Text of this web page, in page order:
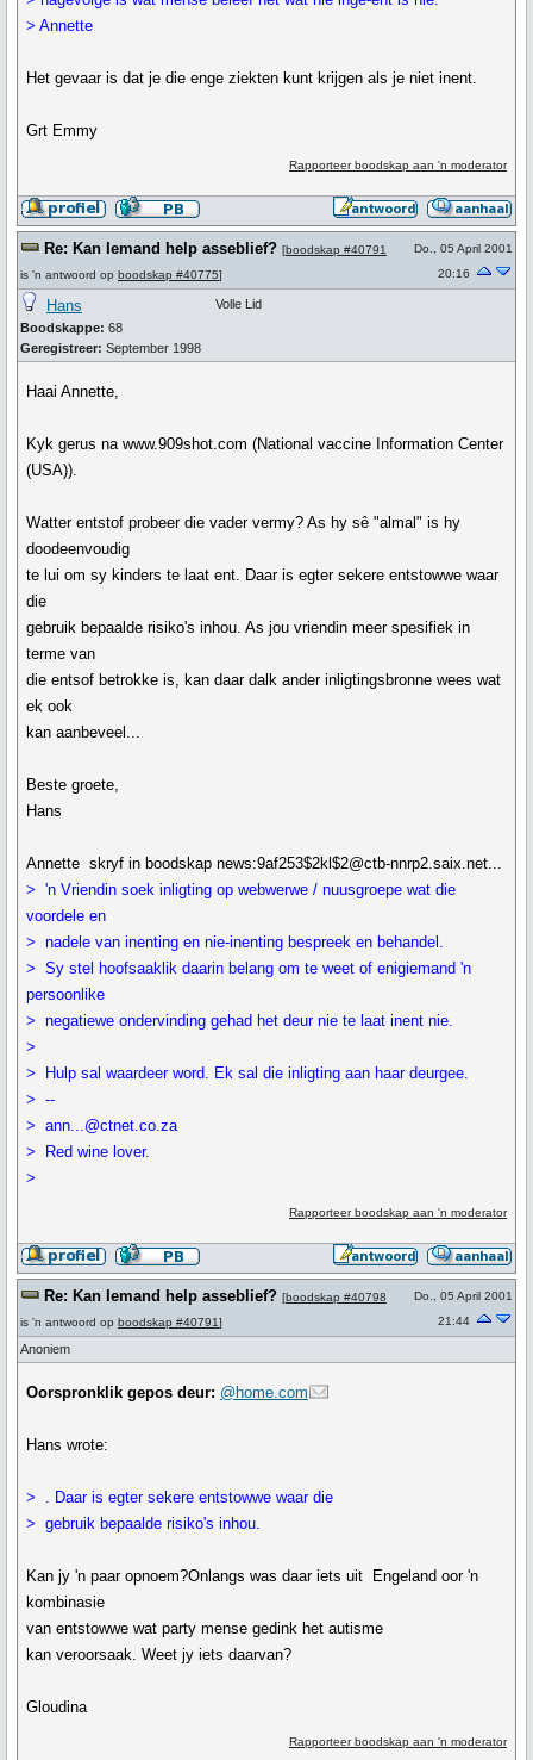
> Annette
Het gevaar is dat je die enge ziekten kunt krijgen als je niet inent.
Grt Emmy
Rapporteer boodskap aan 'n moderator
Re: Kan Iemand help asseblief? [boodskap #40791
is 'n antwoord op boodskap #40775]
Do., 05 April 2001
20:16
Hans
Boodskappe: 68
Geregistreer: September 1998
Volle Lid
Haai Annette,
Kyk gerus na www.909shot.com (National vaccine Information Center
(USA)).
Watter entstof probeer die vader vermy? As hy sê "almal" is hy
doodeenvoudig
te lui om sy kinders te laat ent. Daar is egter sekere entstowwe waar
die
gebruik bepaalde risiko's inhou. As jou vriendin meer spesifiek in
terme van
die entsof betrokke is, kan daar dalk ander inligtingsbronne wees wat
ek ook
kan aanbeveel...
Beste groete,
Hans
Annette skryf in boodskap news:9af253$2kl$2@ctb-nnrp2.saix.net...
> 'n Vriendin soek inligting op webwerwe / nuusgroepe wat die
voordele en
> nadele van inenting en nie-inenting bespreek en behandel.
> Sy stel hoofsaaklik daarin belang om te weet of enigiemand 'n
persoonlike
> negatiewe ondervinding gehad het deur nie te laat inent nie.
>
> Hulp sal waardeer word. Ek sal die inligting aan haar deurgee.
> --
> ann...@ctnet.co.za
> Red wine lover.
>
Rapporteer boodskap aan 'n moderator
Re: Kan Iemand help asseblief? [boodskap #40798
is 'n antwoord op boodskap #40791]
Do., 05 April 2001
21:44
Anoniem
Oorspronklik gepos deur: @home.com
Hans wrote:
> . Daar is egter sekere entstowwe waar die
> gebruik bepaalde risiko's inhou.
Kan jy 'n paar opnoem?Onlangs was daar iets uit Engeland oor 'n
kombinasie
van entstowwe wat party mense gedink het autisme
kan veroorsaak. Weet jy iets daarvan?
Gloudina
Rapporteer boodskap aan 'n moderator